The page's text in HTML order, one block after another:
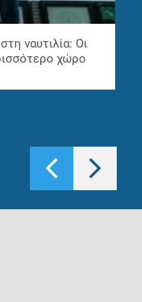
ναυτιλία: Οι
χώρο